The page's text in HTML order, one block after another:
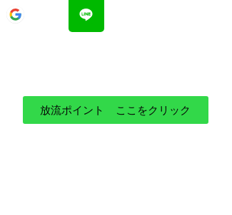
放流ポイント ここをクリック